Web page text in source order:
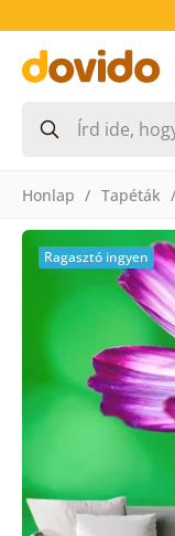
Honlap Tapéták
Ragasztó ingyen